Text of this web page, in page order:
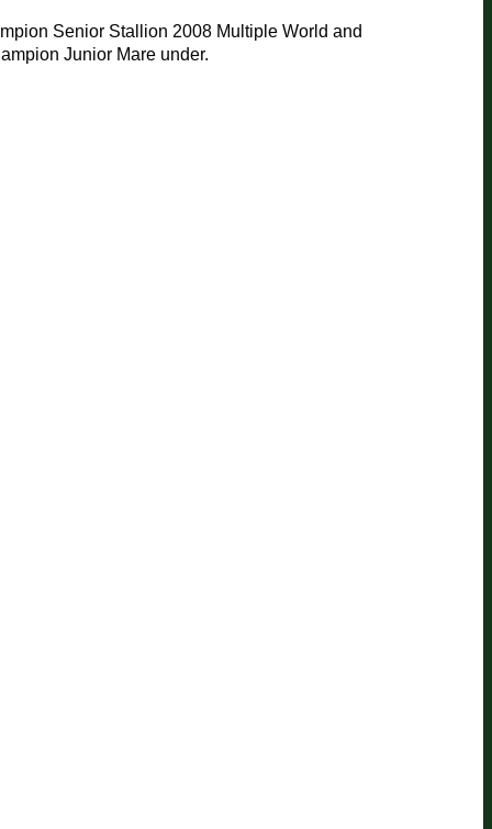
Senior Stallion 2008 Multiple World and
Junior Mare under.